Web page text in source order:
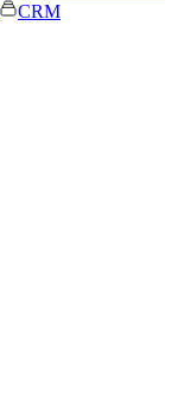
CRM